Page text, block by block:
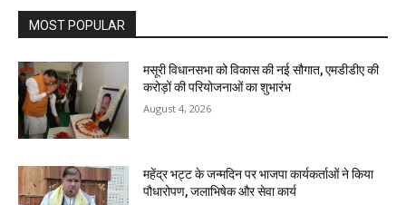
MOST POPULAR
मसूरी विधानसभा को विकास की नई सौगात, एमडीडीए की
करोड़ों की परियोजनाओं का शुभारंभ
August 4, 2026
महेंद्र भट्ट के जन्मदिन पर भाजपा कार्यकर्ताओं ने किया
पौधारोपण, जलाभिषेक और सेवा कार्य